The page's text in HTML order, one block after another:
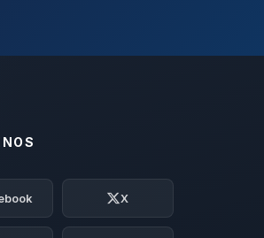
X
alguien con quien hablar!
tu pequeno asistente de
Cuentame que necesitas y
pequenos circuitos para